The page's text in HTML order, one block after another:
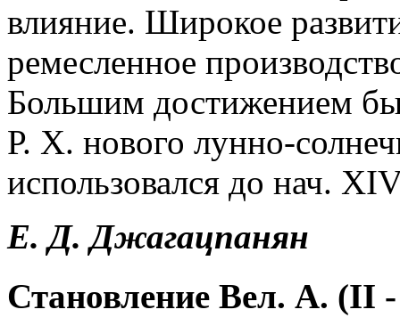
влияние. Широкое
ремесленное
Большим достижением
Р. Х. нового лунно-
использовался до нач.
Е. Д. Джагацпанян
Становление Вел. А. (II